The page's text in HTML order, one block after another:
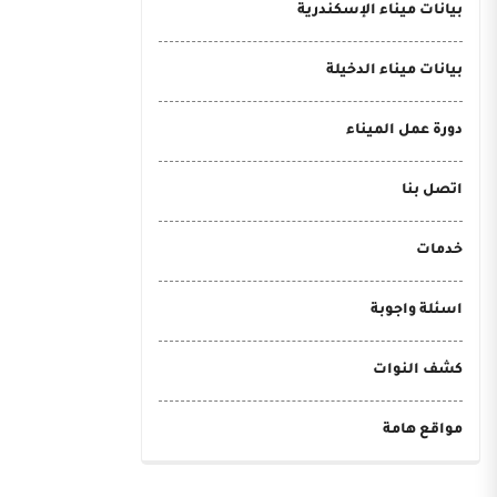
بيانات ميناء الإسكندرية
بيانات ميناء الدخيلة
دورة عمل الميناء
اتصل بنا
خدمات
اسئلة واجوبة
كشف النوات
مواقع هامة